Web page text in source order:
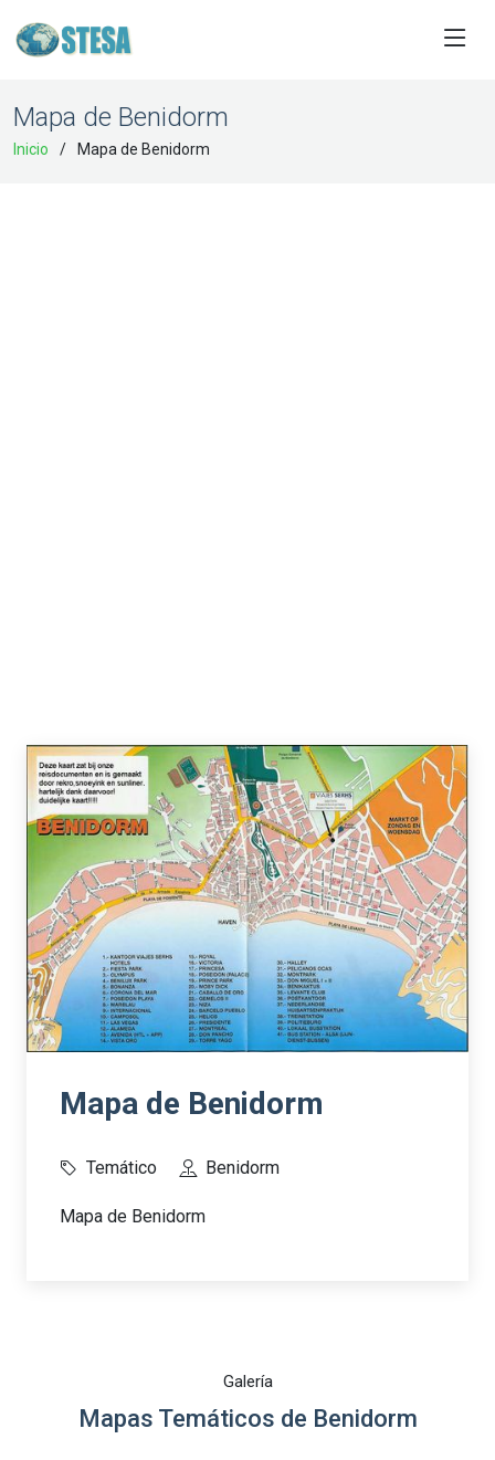
Mapa de Benidorm
Inicio Mapa de Benidorm
Mapa de Benidorm
Temático Benidorm
Mapa de Benidorm
Galería
Mapas Temáticos de Benidorm